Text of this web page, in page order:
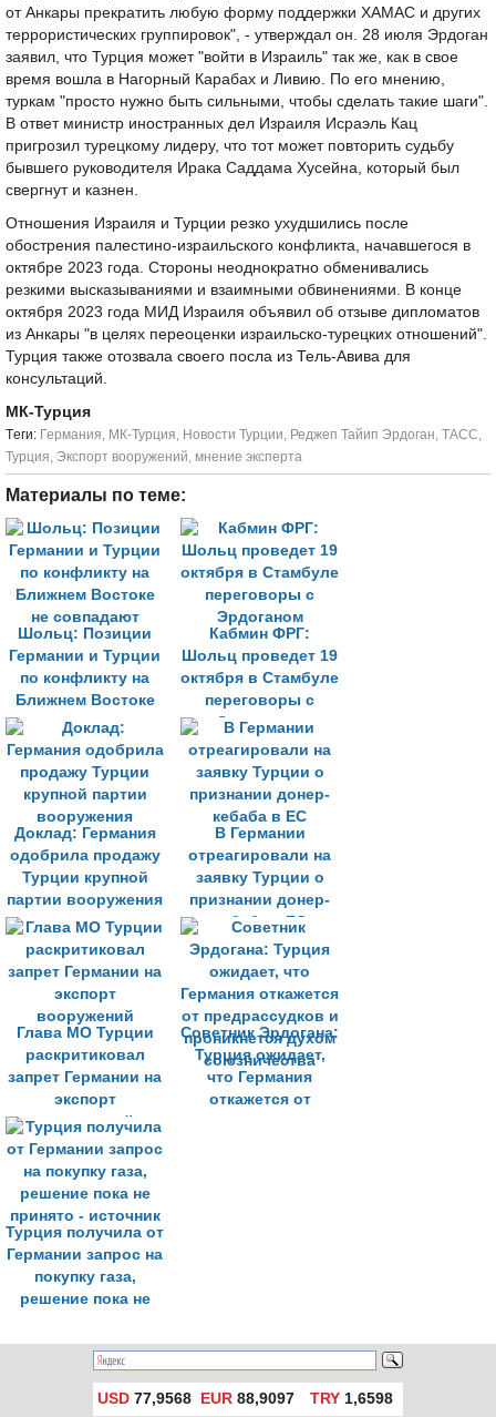
от Анкары прекратить любую форму поддержки ХАМАС и других
террористических группировок", - утверждал он. 28 июля Эрдоган
заявил, что Турция может "войти в Израиль" так же, как в свое
время вошла в Нагорный Карабах и Ливию. По его мнению,
туркам "просто нужно быть сильными, чтобы сделать такие шаги".
В ответ министр иностранных дел Израиля Исраэль Кац
пригрозил турецкому лидеру, что тот может повторить судьбу
бывшего руководителя Ирака Саддама Хусейна, который был
свергнут и казнен.
Отношения Израиля и Турции резко ухудшились после
обострения палестино-израильского конфликта, начавшегося в
октябре 2023 года. Стороны неоднократно обменивались
резкими высказываниями и взаимными обвинениями. В конце
октября 2023 года МИД Израиля объявил об отзыве дипломатов
из Анкары "в целях переоценки израильско-турецких отношений".
Турция также отозвала своего посла из Тель-Авива для
консультаций.
МК-Турция
Tеги: Германия, МК-Турция, Новости Турции, Реджеп Тайип Эрдоган, ТАСС,
Турция, Экспорт вооружений, мнение эксперта
Материалы по теме:
Шольц: Позиции
Германии и Турции
по конфликту на
Ближнем Востоке
не совпадают
Кабмин ФРГ:
Шольц проведет 19
октября в Стамбуле
переговоры с
Эрдоганом
Доклад: Германия
одобрила продажу
Турции крупной
партии вооружения
В Германии
отреагировали на
заявку Турции о
признании донер-
кебаба в ЕС
Глава МО Турции
раскритиковал
запрет Германии на
экспорт
вооружений
Советник Эрдогана:
Турция ожидает,
что Германия
откажется от
Турция получила от
Германии запрос на
покупку газа,
решение пока не
USD 77,9568 EUR 88,9097 TRY1,6598